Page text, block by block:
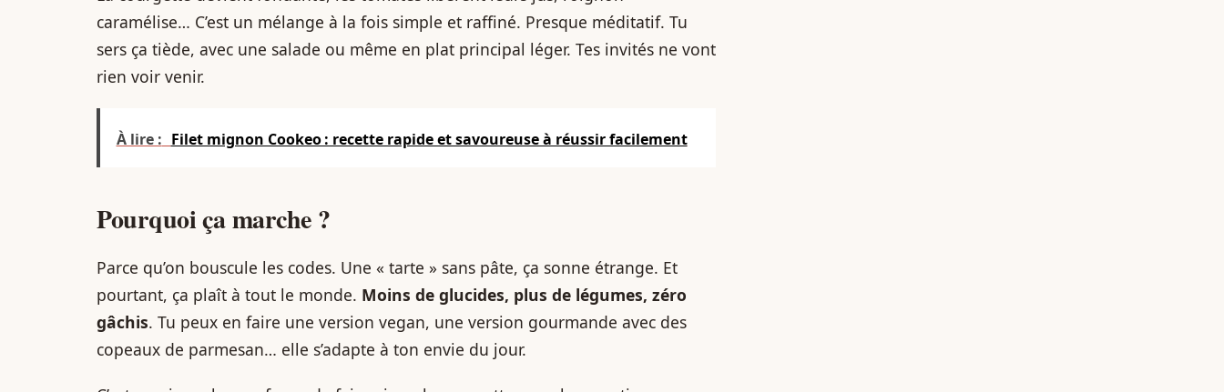
caramélise… C’est un mélange à la fois simple et raffiné. Presque méditatif. Tu
sers ça tiède, avec une salade ou même en plat principal léger. Tes invités ne vont
rien voir venir.
À lire : Filet mignon Cookeo : recette rapide et savoureuse à réussir facilement
Pourquoi ça marche ?
Parce qu’on bouscule les codes. Une « tarte » sans pâte, ça sonne étrange. Et
pourtant, ça plaît à tout le monde. Moins de glucides, plus de légumes, zéro
gâchis. Tu peux en faire une version vegan, une version gourmande avec des
copeaux de parmesan… elle s’adapte à ton envie du jour.